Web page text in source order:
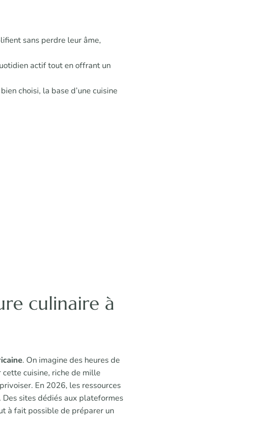
sans perdre leur âme,
actif tout en offrant un
choisi, la base d’une cuisine
culinaire à
. On imagine des heures de
cuisine, riche de mille
En 2026, les ressources
Des sites dédiés aux plateformes
à fait possible de préparer un